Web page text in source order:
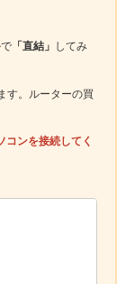
「直結」 してみ
す。ルーターの買
ンを接続してく